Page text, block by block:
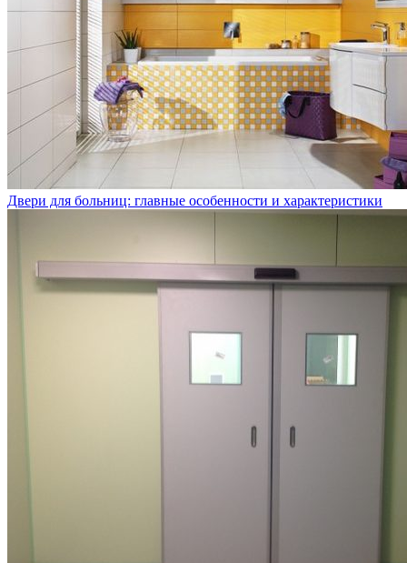
Двери для больниц: главные особенности и характеристики